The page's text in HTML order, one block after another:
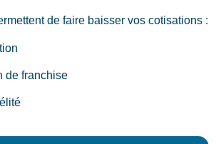
de faire baisser vos cotisations :
de franchise